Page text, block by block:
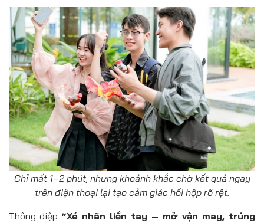
Chỉ mất 1–2 phút, nhưng khoảnh khắc chờ kết quả ngay
trên điện thoại lại tạo cảm giác hồi hộp rõ rệt.
Thông điệp “Xé nhãn liền tay – mở vận may, trúng